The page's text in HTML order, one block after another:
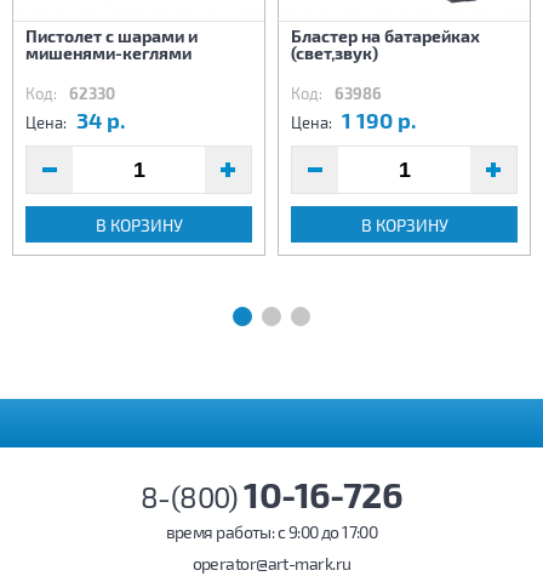
Пистолет с шарами и
мишенями-кеглями
Код: 62330
Цена: 34 р.
В КОРЗИНУ
Бластер на батарейках
(свет,звук)
Код: 63986
Цена: 1 190 р.
В КОРЗИНУ
8-(800)10-16-726
время работы: c 9:00 до 17:00
operator@art-mark.ru